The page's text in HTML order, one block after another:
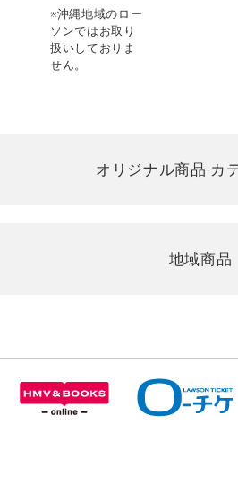
※沖縄地域のロー
ソンではお取り
扱いしておりま
せん。
オリジナル商品 カ
地域商品